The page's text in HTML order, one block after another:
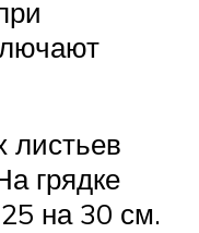
листьев
грядке
на 30 см.